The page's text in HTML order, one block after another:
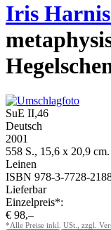
Iris
SuE II,46
Deutsch
2001
558 S., 15,6 x 20,9 cm.
Leinen
ISBN 978-3-7728-
Lieferbar
Einzelpreis*:
€ 98,–
*Alle Preise inkl. USt., zzgl.